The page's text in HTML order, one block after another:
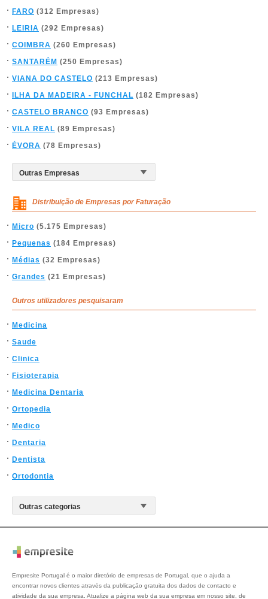
FARO (312 Empresas)
LEIRIA (292 Empresas)
COIMBRA (260 Empresas)
SANTARÉM (250 Empresas)
VIANA DO CASTELO (213 Empresas)
ILHA DA MADEIRA - FUNCHAL (182 Empresas)
CASTELO BRANCO (93 Empresas)
VILA REAL (89 Empresas)
ÉVORA (78 Empresas)
Distribuição de Empresas por Faturação
Micro (5.175 Empresas)
Pequenas (184 Empresas)
Médias (32 Empresas)
Grandes (21 Empresas)
Outros utilizadores pesquisaram
Medicina
Saude
Clinica
Fisioterapia
Medicina Dentaria
Ortopedia
Medico
Dentaria
Dentista
Ortodontia
Empresite Portugal é o maior diretório de empresas de Portugal, que o ajuda a
encontrar novos clientes através da publicação gratuita dos dados de contacto e
atividade da sua empresa. Atualize a página web da sua empresa em nosso site, de